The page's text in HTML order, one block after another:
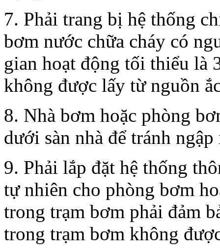
7. Phải trang bị hệ thống
bơm nước chữa cháy có
gian hoạt động tối thiểu là
không được lấy từ nguồn
8. Nhà bơm hoặc phòng
dưới sàn nhà để tránh
9. Phải lắp đặt hệ thống
tự nhiên cho phòng bơm
trong trạm bơm phải đảm
trong trạm bơm không